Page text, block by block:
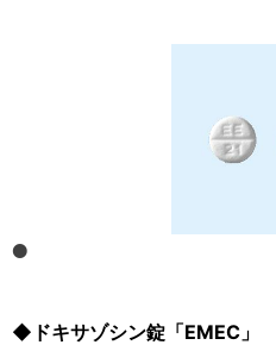
◆ドキサゾシン錠「EMEC」